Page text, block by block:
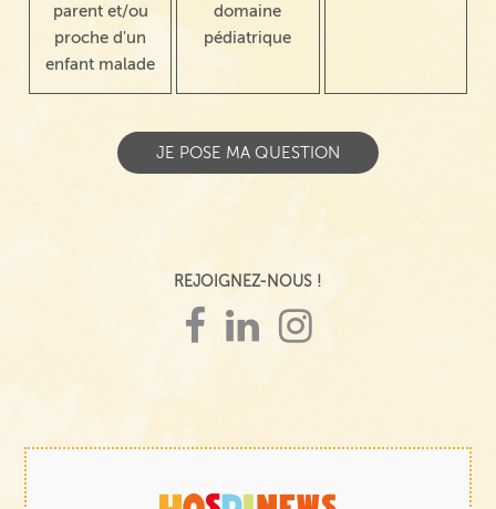
parent et/ou
proche d'un
enfant malade
domaine
pédiatrique
REJOIGNEZ-NOUS !